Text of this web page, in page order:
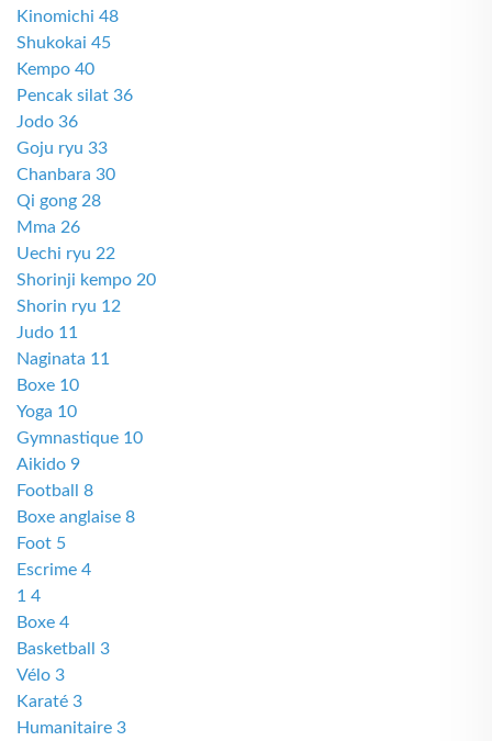
Kinomichi 48
Shukokai 45
Kempo 40
Pencak silat 36
Jodo 36
Goju ryu 33
Chanbara 30
Qi gong 28
Mma 26
Uechi ryu 22
Shorinji kempo 20
Shorin ryu 12
Judo 11
Naginata 11
Boxe 10
Yoga 10
Gymnastique 10
Aikido 9
Football 8
Boxe anglaise 8
Foot 5
Escrime 4
1 4
Boxe 4
Basketball 3
Vélo 3
Karaté 3
Humanitaire 3